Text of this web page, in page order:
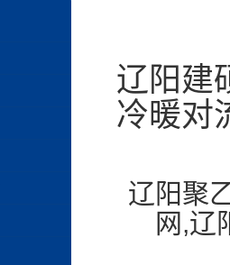
辽阳建
冷暖对
辽阳聚
网,辽